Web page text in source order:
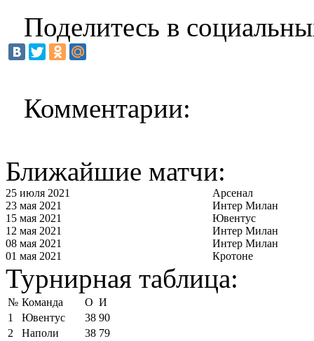
Поделитесь в
Комментарии:
Ближайшие матчи:
25 июля 2021
Арсенал
23 мая 2021
Интер Милан
15 мая 2021
Ювентус
12 мая 2021
Интер Милан
08 мая 2021
Интер Милан
01 мая 2021
Кротоне
Турнирная таблица:
№ Команда О И
1
Ювентус 38 90
2
Наполи 38 79